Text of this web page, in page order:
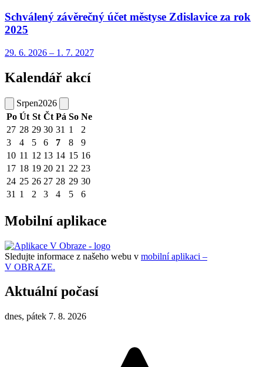
Schválený závěrečný účet městyse Zdislavice za rok
2025
29. 6. 2026 – 1. 7. 2027
Kalendář akcí
Srpen2026
Po Út St Čt Pá So Ne
27 28 29 30 31 1
2
3
4 5 6 7 8
9
10 11 12 13 14 15 16
17 18 19 20 21 22 23
24 25 26 27 28 29 30
31 1 2 3 4 5 6
Mobilní aplikace
Sledujte informace z našeho webu v mobilní aplikaci –
V OBRAZE.
Aktuální počasí
dnes, pátek 7. 8. 2026